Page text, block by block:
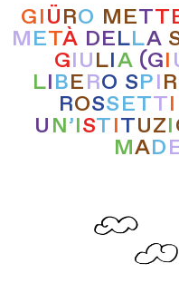
GIÜRO METT
METÀ DELLA
GIULIA (GI
LIBERO SPIR
ROSSETTI
UN’ISTITUZI
MAD